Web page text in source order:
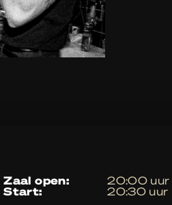
zaal open: 20:00 uur
start: 20:30 uur